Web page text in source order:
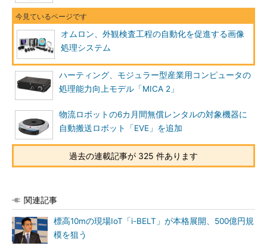
オムロン、外観検査工程の自動化を促進する画像
処理システム
ハーティング、モジュラー型産業用コンピュータの
処理能力向上モデル「MICA 2」
物流ロボットの6カ月間無償レンタルの対象機器に
自動搬送ロボット「EVE」を追加
過去の連載記事が 325 件あります
関連記事
標高10mの現場IoT「i-BELT」が本格展開、500億円規
模を狙う